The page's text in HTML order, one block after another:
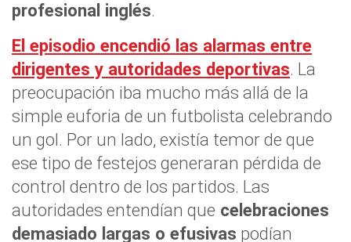
profesional inglés.
El episodio encendió las alarmas entre
dirigentes y autoridades deportivas. La
preocupación iba mucho más allá de la
simple euforia de un futbolista celebrando
un gol. Por un lado, existía temor de que
ese tipo de festejos generaran pérdida de
control dentro de los partidos. Las
autoridades entendían que celebraciones
demasiado largas o efusivas podían